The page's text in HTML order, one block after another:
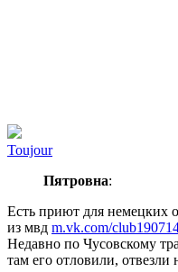
Toujour
Пятровна:
Есть приют для немецких
из мвд m.vk.com/
Недавно по Чусовскому
там его отловили, отвезли